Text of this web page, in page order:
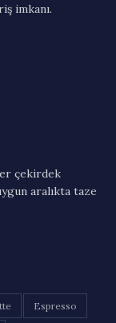
imkanı.
çekirdek
aralıkta taze
Espresso